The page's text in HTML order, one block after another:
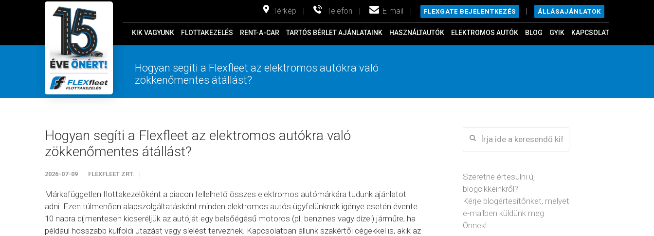
Térkép | Telefon | E-mail | FLEXGATE BEJELENTKEZÉS | ÁLLÁSAJÁNLATOK
KIK VAGYUNK FLOTTAKEZELÉS RENT-A-CAR TARTÓS BÉRLET AJÁNLATAINK HASZNÁLTAUTÓK ELEKTROMOS AUTÓK BLOG GYIK KAPCSOLAT
Hogyan segíti a Flexfleet az elektromos autókra való
zökkenőmentes átállást?
Hogyan segíti a Flexfleet az elektromos autókra való
zökkenőmentes átállást?
2026-07-09 FLEXFLEET ZRT.
Márkafüggetlen flottakezelőként a piacon fellelhető összes elektromos autómárkára tudunk ajánlatot
adni. Ezen túlmenően alapszolgáltatásként minden elektromos autós ügyfelünknek igénye esetén évente
10 napra díjmentesen kicseréljük az autóját egy belsőégésű motoros (pl. benzines vagy dízel) járműre, ha
például hosszabb külföldi utazást vagy síelést terveznek. Kapcsolatban állunk szakértői cégekkel is, akik az
Szeretne értesülni új
blogcikkeinkről?
Kérje blogértesítőnket, melyet
e-mailben küldünk meg
Önnek!